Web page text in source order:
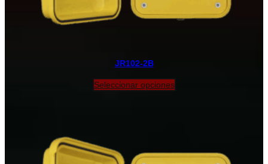
JR102-2B
Seleccionar opciones